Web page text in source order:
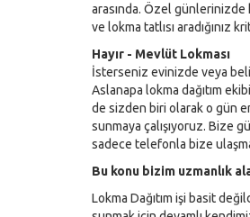
arasında. Özel günlerinizde
ve lokma tatlısı aradığınız
Hayır - Mevlüt Lokması
İsterseniz evinizde veya
Aslanapa lokma dağıtım
de sizden biri olarak o gün
sunmaya çalışıyoruz. Bize
sadece telefonla bize
Bu konu bizim uzmanlık
Lokma Dağıtım işi basit